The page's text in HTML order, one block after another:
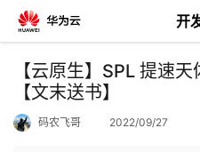
开
返
回
【云原生】SPL 提速
【文末送书】
码农飞哥 2022/09/27